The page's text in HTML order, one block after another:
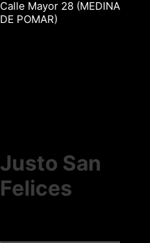
Calle Mayor 28 (MEDINA
DE POMAR)
Justo San
Felices